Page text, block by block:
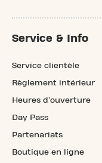
Service & Info
Service clientèle
Règlement intérieur
Heures d'ouverture
Day Pass
Partenariats
Boutique en ligne